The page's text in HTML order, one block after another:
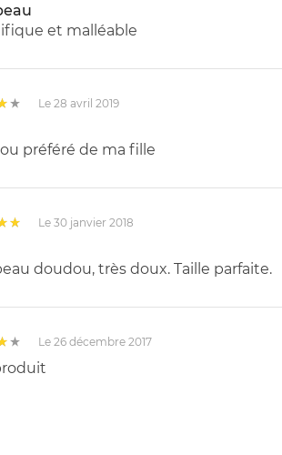
et malléable
Le 28 avril 2019
préféré de ma fille
Le 30 janvier 2018
doudou, très doux. Taille parfaite.
Le 26 décembre 2017